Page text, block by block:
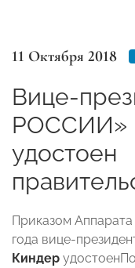
11 Октября 2018
Вице-
РОССИИ»
удостоен
Приказом
года вице-
Киндер